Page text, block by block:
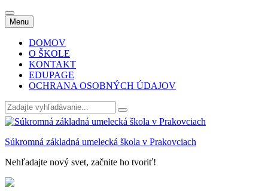
Menu Skip
to
content
DOMOV
O ŠKOLE
KONTAKT
EDUPAGE
OCHRANA OSOBNÝCH ÚDAJOV
Search
for:
Súkromná základná umelecká škola v Prakovciach
Nehľadajte nový svet, začnite ho tvoriť!